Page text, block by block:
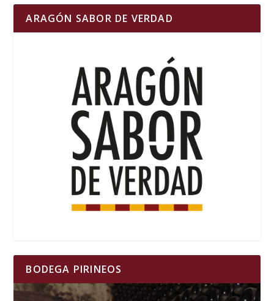
ARAGÓN SABOR DE VERDAD
BODEGA PIRINEOS